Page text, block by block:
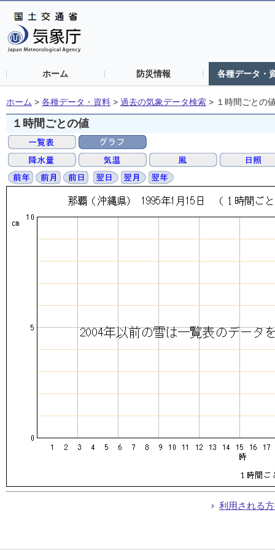
ホーム 防災情報 各種データ・
ホーム > 各種データ・資料 > 過去の気象データ検索 > １時間ごとの
１時間ごとの値
利用される